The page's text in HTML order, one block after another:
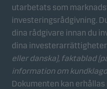
utarbetats som
investeringsrådgivning.
dina rådgivare innan du
dina
eller danska), faktablad
information om
Dokumenten kan
Statistikcookies
Vi använder
hos besökare på vår
Detta gör det möjligt
webbplatsens